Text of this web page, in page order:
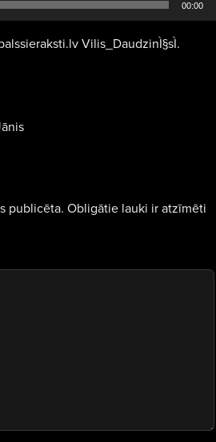
00:00
Vilis_DaudzinÌ§sÌ.
publicēta. Obligātie lauki ir atzīmēti